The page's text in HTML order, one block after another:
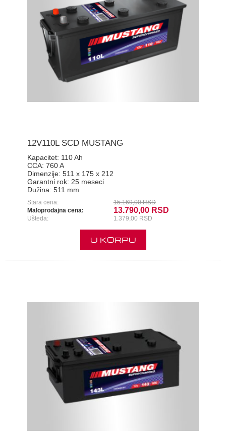
12V110L SCD MUSTANG
Kapacitet: 110 Ah
CCA: 760 A
Dimenzije: 511 x 175 x 212
Garantni rok: 25 meseci
Dužina: 511 mm
Stara cena:
15.169,00 RSD
Maloprodajna cena:
13.790,00 RSD
Ušteda: 1.379,00 RSD
U KORPU